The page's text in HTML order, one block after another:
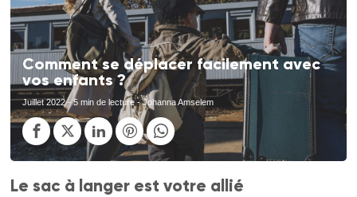
Comment se déplacer facilement avec
vos enfants ?
Juillet 2022- 5 min de lecture - Johanna Amselem
Le sac à langer est votre allié